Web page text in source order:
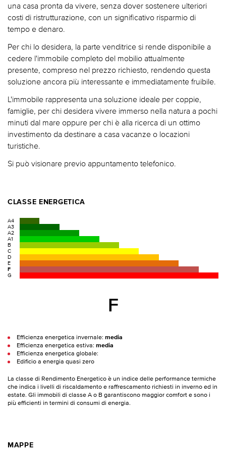
una casa pronta da vivere, senza dover sostenere ulteriori
costi di ristrutturazione, con un significativo risparmio di
tempo e denaro.
Per chi lo desidera, la parte venditrice si rende disponibile a
cedere l'immobile completo del mobilio attualmente
presente, compreso nel prezzo richiesto, rendendo questa
soluzione ancora più interessante e immediatamente fruibile.
L'immobile rappresenta una soluzione ideale per coppie,
famiglie, per chi desidera vivere immerso nella natura a pochi
minuti dal mare oppure per chi è alla ricerca di un ottimo
investimento da destinare a casa vacanze o locazioni
turistiche.
Si può visionare previo appuntamento telefonico.
CLASSE ENERGETICA
A4
A3
A2
A1
B
C
D
E
F
G
F
Efficienza energetica invernale: media
Efficienza energetica estiva: media
Efficienza energetica globale:
Edificio a energia quasi zero
La classe di Rendimento Energetico è un indice delle performance termiche
che indica i livelli di riscaldamento e raffrescamento richiesti in inverno ed in
estate. Gli immobili di classe A o B garantiscono maggior comfort e sono i
più efficienti in termini di consumi di energia.
MAPPE